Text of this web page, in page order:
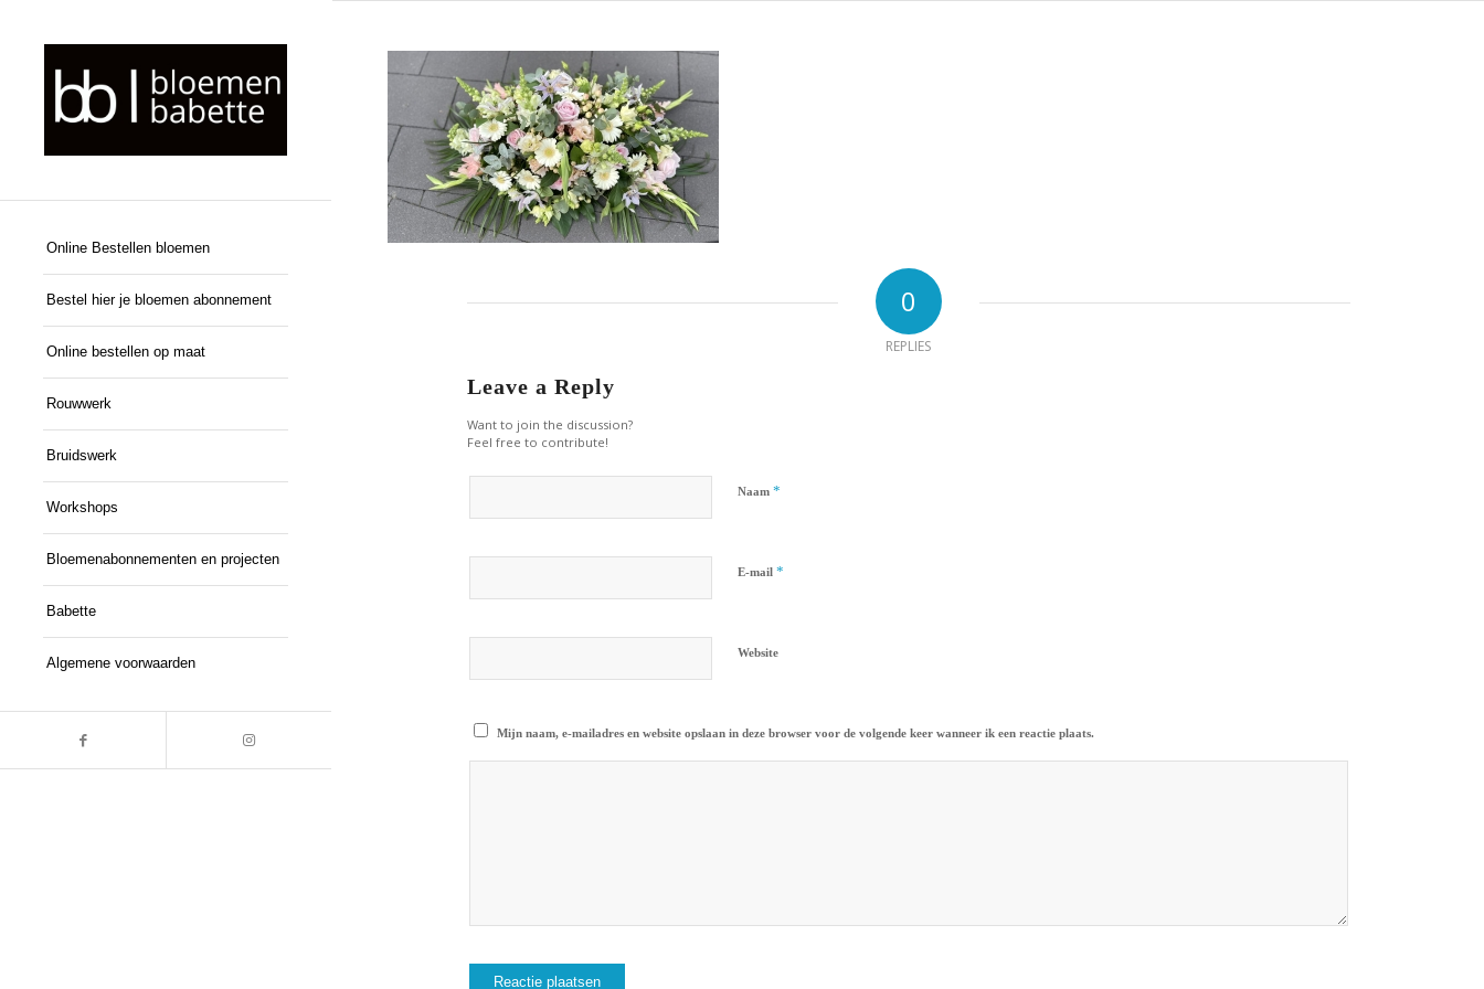
Online Bestellen bloemen
Bestel hier je bloemen abonnement
Online bestellen op maat
Rouwwerk
Bruidswerk
Workshops
Bloemenabonnementen en projecten
Babette
Algemene voorwaarden
0
REPLIES
Leave a Reply
Want to join the discussion?
Feel free to contribute!
Naam *
E-mail *
Website
Mijn naam, e-mailadres en website opslaan in deze browser voor de volgende keer wanneer ik een reactie plaats.